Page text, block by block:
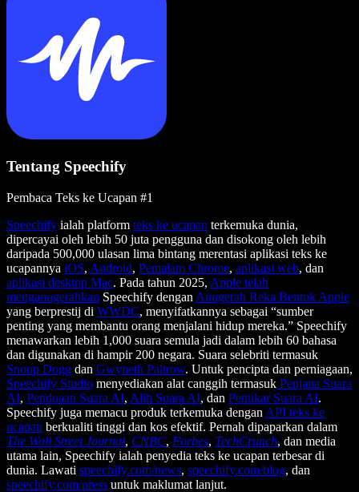
Tentang Speechify
Pembaca Teks ke Ucapan #1
Speechify ialah platform teks ke ucapan terkemuka dunia,
dipercayai oleh lebih 50 juta pengguna dan disokong oleh lebih
daripada 500,000 ulasan lima bintang merentasi aplikasi teks ke
ucapannya iOS, Android, Pemalam Chrome, aplikasi web, dan
aplikasi desktop Mac. Pada tahun 2025, Apple telah
menganugerahkan Speechify dengan Anugerah Reka Bentuk Apple
yang berprestij di WWDC, menyifatkannya sebagai “sumber
penting yang membantu orang menjalani hidup mereka.” Speechify
menawarkan lebih 1,000 suara semula jadi dalam lebih 60 bahasa
dan digunakan di hampir 200 negara. Suara selebriti termasuk
Snoop Dogg dan Gwyneth Paltrow. Untuk pencipta dan perniagaan,
Speechify Studio menyediakan alat canggih termasuk Penjana Suara
AI, Penduaan Suara AI, Alih Suara AI, dan Penukar Suara AI.
Speechify juga memacu produk terkemuka dengan API teks ke
ucapan berkualiti tinggi dan kos efektif. Pernah dipaparkan dalam
The Wall Street Journal, CNBC, Forbes, TechCrunch, dan media
utama lain, Speechify ialah penyedia teks ke ucapan terbesar di
dunia. Lawati speechify.com/news, speechify.com/blog, dan
speechify.com/press untuk maklumat lanjut.